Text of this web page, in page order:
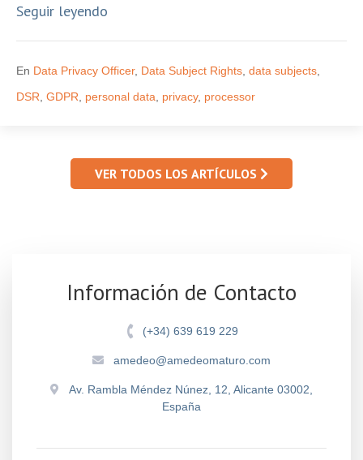
Seguir leyendo
En Data Privacy Officer, Data Subject Rights data subjects
DSR GDPR personal data privacy, processor
VER TODOS LOS ARTÍCULOS
Información de Contacto
(+34) 639 619 229
amedeo@amedeomaturo.com
Av. Rambla Méndez Núnez, 12, Alicante 03002,
España